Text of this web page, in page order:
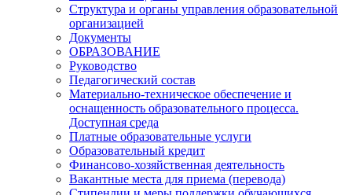
Структура и органы управления образовательной
организацией
Документы
ОБРАЗОВАНИЕ
Руководство
Педагогический состав
Материально-техническое обеспечение и
оснащенность образовательного процесса.
Доступная среда
Платные образовательные услуги
Образовательный кредит
Финансово-хозяйственная деятельность
Вакантные места для приема (перевода)